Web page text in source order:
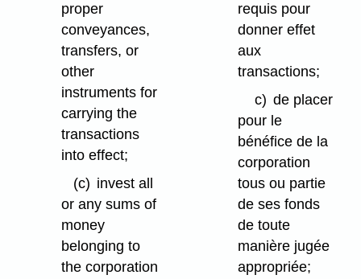
proper
conveyances,
transfers, or
other
instruments for
carrying the
transactions
into effect;
(c) invest all
or any sums of
money
belonging to
the corporation
requis pour
donner effet
aux
transactions;
c) de placer
pour le
bénéfice de la
corporation
tous ou partie
de ses fonds
de toute
manière jugée
appropriée;